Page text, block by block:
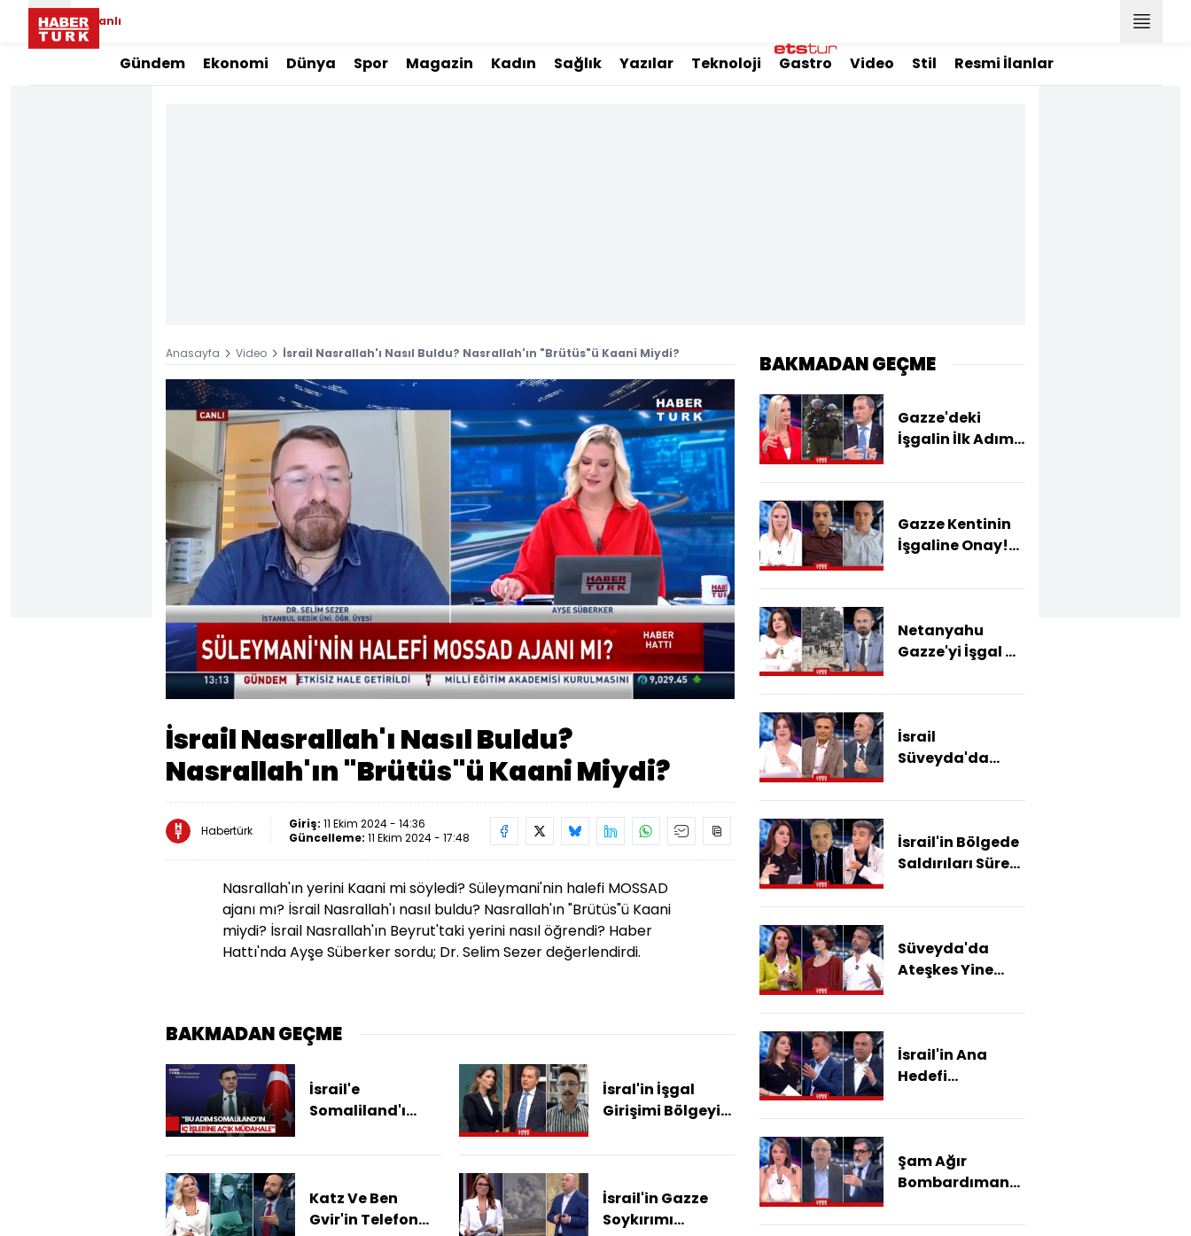
Canlı
Gündem Ekonomi Dünya Spor Magazin Kadın Sağlık Yazılar Teknoloji Gastro Video Stil Resmi İlanlar
Anasayfa Video İsrail Nasrallah'ı Nasıl Buldu? Nasrallah'ın "Brütüs"ü Kaani Miydi?
Sesi
Yüklendi:
Oynatma
İsrail Nasrallah'ı Nasıl Buldu?
Nasrallah'ın "Brütüs"ü Kaani Miydi?
Habertürk Giriş: 11 Ekim 2024 - 14:36
Güncelleme: 11 Ekim 2024 - 17:48
Nasrallah'ın yerini Kaani mi söyledi? Süleymani'nin halefi MOSSAD
ajanı mı? İsrail Nasrallah'ı nasıl buldu? Nasrallah'ın "Brütüs"ü Kaani
miydi? İsrail Nasrallah'ın Beyrut'taki yerini nasıl öğrendi? Haber
Hattı'nda Ayşe Süberker sordu; Dr. Selim Sezer değerlendirdi.
BAKMADAN GEÇME
İsrail'e
Somaliland'ı
Türkiye'den
İsral'in İşgal
Girişimi Bölgeyi
Katz Ve Ben
Gvir'in Telefon
İsrail'in Gazze
Soykırımı
BAKMADAN GEÇME
Gazze'deki
İşgalin İlk Adımı:
Gazze'de
Ne Olacak?
Gazze Kentinin
İşgaline Onay!
Diyecek?
Netanyahu
Gazze'yi İşgal Mi
İsrail
Süveyda'da
Çatışmasını Mı
İsrail'in Bölgede
Saldırıları Sürer
Olur?
Süveyda'da
Ateşkes Yine
Arap Çatışması
İsrail'in Ana
Hedefi
Şam Ağır
Bombardıman
Suriye'de Geri